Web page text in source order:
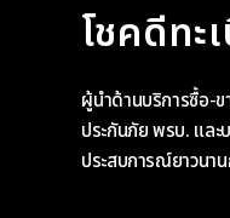
โชคดีทะ
ผู้นำด้านบริการซื้อ-ข
ประกันภัย พรบ. แล
ประสบการณ์ยาวนา